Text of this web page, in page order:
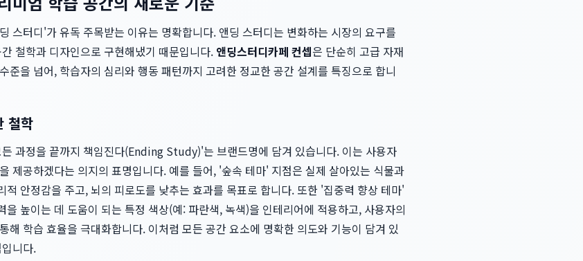
스터디'가 유독 주목받는 이유는 명확합니다. 앤딩 스터디는 변화하는 시장의 요구를
철학과 디자인으로 구현해냈기 때문입니다. 앤딩스터디카페 컨셉은 단순히 고급 자재
준을 넘어, 학습자의 심리와 행동 패턴까지 고려한 정교한 공간 설계를 특징으로 합니
철학
과정을 끝까지 책임진다(Ending Study)'는 브랜드명에 담겨 있습니다. 이는 사용자
제공하겠다는 의지의 표명입니다. 예를 들어, '숲속 테마' 지점은 실제 살아있는 식물과
적 안정감을 주고, 뇌의 피로도를 낮추는 효과를 목표로 합니다. 또한 '집중력 향상 테마'
높이는 데 도움이 되는 특정 색상(예: 파란색, 녹색)을 인테리어에 적용하고, 사용자의
해 학습 효율을 극대화합니다. 이처럼 모든 공간 요소에 명확한 의도와 기능이 담겨 있
니다.